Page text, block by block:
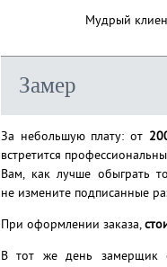
Мудрый
Замер
За небольшую плату: от
встретится
Вам, как лучше обыграть
не измените подписанные
При оформлении заказа,
В тот же день замерщик